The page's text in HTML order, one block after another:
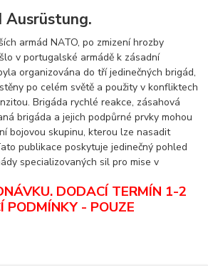
Ausrüstung.
armád NATO, po zmizení hrozby
v portugalské armádě k zásadní
organizována do tří jedinečných brigád,
po celém světě a použity v konfliktech
Brigáda rychlé reakce, zásahová
brigáda a jejich podpůrné prvky mohou
bojovou skupinu, kterou lze nasadit
publikace poskytuje jedinečný pohled
specializovaných sil pro mise v
DODACÍ TERMÍN 1-2
PODMÍNKY - POUZE